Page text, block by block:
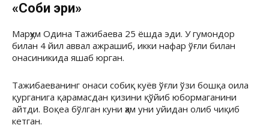
«Собиқ эри»
Марҳум Одина Тажибаева 25 ёшда эди. У гумондор
билан 4 йил аввал ажрашиб, икки нафар ўғли билан
онасиникида яшаб юрган.
Тажибаеванинг онаси собиқ куёв ўғли ўзи бошқа оила
қурганига қарамасдан қизини қўйиб юбормаганини
айтди. Воқеа бўлган куни ҳам уни уйидан олиб чиқиб
кетган.